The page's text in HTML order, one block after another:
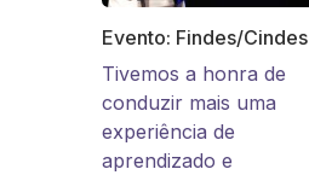
Evento: Findes/Cindes
Tivemos a honra de
conduzir mais uma
experiência de
aprendizado e